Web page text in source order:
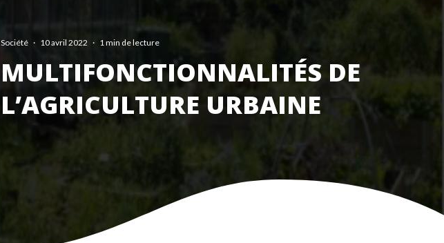
Société · 10 avril 2022 · 1 min de lecture
MULTIFONCTIONNALITÉS DE
L’AGRICULTURE URBAINE